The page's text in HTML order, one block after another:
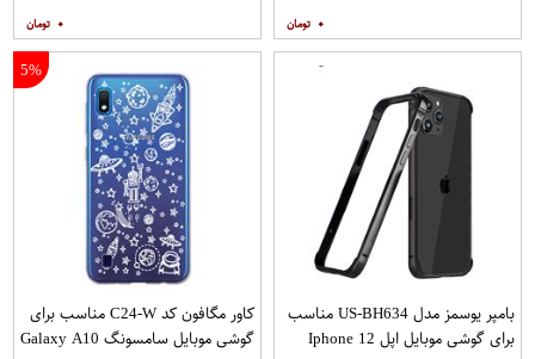
۰ ۰
بامپر یوسمز مدل US-BH634 مناسب
برای گوشی موبایل اپل Iphone 12
5%
کاور مگافون کد C24-W مناسب برای
گوشی موبایل سامسونگ Galaxy A10